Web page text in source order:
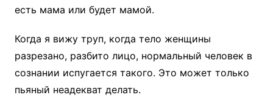
есть мама или будет мамой.
Когда я вижу труп, когда тело женщины
разрезано, разбито лицо, нормальный человек в
сознании испугается такого. Это может только
пьяный неадекват делать.